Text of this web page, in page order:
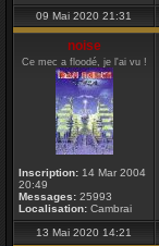
09 Mai 2020 21:31
noise
Ce mec a floodé, je l'ai vu !
Inscription: 14 Mar 2004
20:49
Messages: 25993
Localisation: Cambrai
13 Mai 2020 14:21